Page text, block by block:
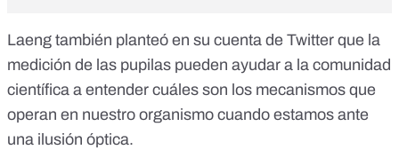
Laeng también planteó en su cuenta de Twitter que la
medición de las pupilas pueden ayudar a la comunidad
científica a entender cuáles son los mecanismos que
operan en nuestro organismo cuando estamos ante
una ilusión óptica.